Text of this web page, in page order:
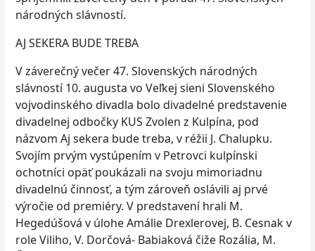
národných slávností.
AJ SEKERA BUDE TREBA
V záverečný večer 47. Slovenských národných
slávností 10. augusta vo Veľkej sieni Slovenského
vojvodinského divadla bolo divadelné predstavenie
divadelnej odbočky KUS Zvolen z Kulpína, pod
názvom Aj sekera bude treba, v réžii J. Chalupku.
Svojím prvým vystúpením v Petrovci kulpínski
ochotníci opäť poukázali na svoju mimoriadnu
divadelnú činnosť, a tým zároveň oslávili aj prvé
výročie od premiéry. V predstavení hrali M.
Hegedúšová v úlohe Amálie Drexlerovej, B. Cesnak v
role Viliho, V. Dorčová- Babiaková čiže Rozália, M.